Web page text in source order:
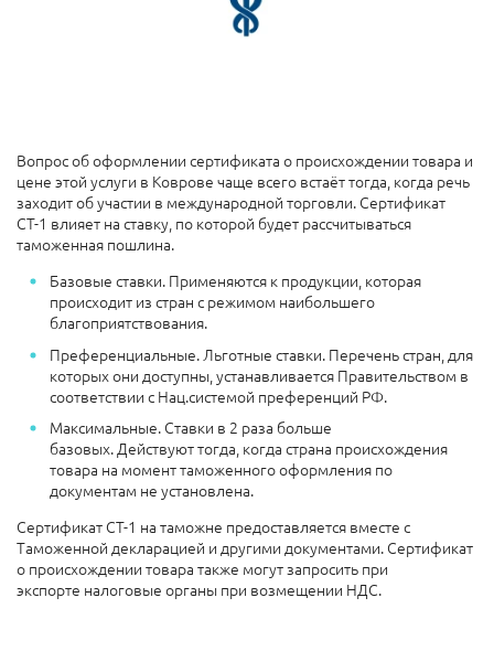
Вопрос об оформлении сертификата о происхождении товара и
цене этой услуги в Коврове чаще всего встаёт тогда, когда речь
заходит об участии в международной торговли. Сертификат
СТ-1 влияет на ставку, по которой будет рассчитываться
таможенная пошлина.
Базовые ставки. Применяются к продукции, которая
происходит из стран с режимом наибольшего
благоприятствования.
Преференциальные. Льготные ставки. Перечень стран, для
которых они доступны, устанавливается Правительством в
соответствии с Нац.системой преференций РФ.
Максимальные. Ставки в 2 раза больше
базовых. Действуют тогда, когда страна происхождения
товара на момент таможенного оформления по
документам не установлена.
Сертификат СТ-1 на таможне предоставляется вместе с
Таможенной декларацией и другими документами. Сертификат
о происхождении товара также могут запросить при
экспорте налоговые органы при возмещении НДС.